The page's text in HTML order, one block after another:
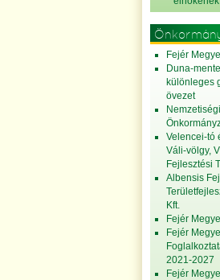
Fejér
Duna-
különleges
övezet
Nemzetiségi
Velencei-tó
Váli-völgy,
Fejlesztési
Albensis
Kft.
Fejér
Fejér
2021-2027
Fejér